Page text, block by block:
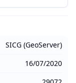
SICG (GeoServer)
16/07/2020